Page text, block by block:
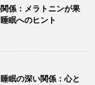
係：メラトニンが果
眠へのヒント
眠の深い関係：心と